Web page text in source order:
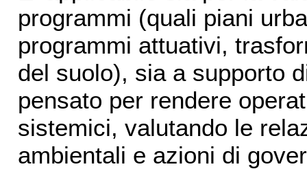
programmi (quali piani
programmi attuativi,
del suolo), sia a supporto
pensato per rendere
sistemici, valutando le
ambientali e azioni di